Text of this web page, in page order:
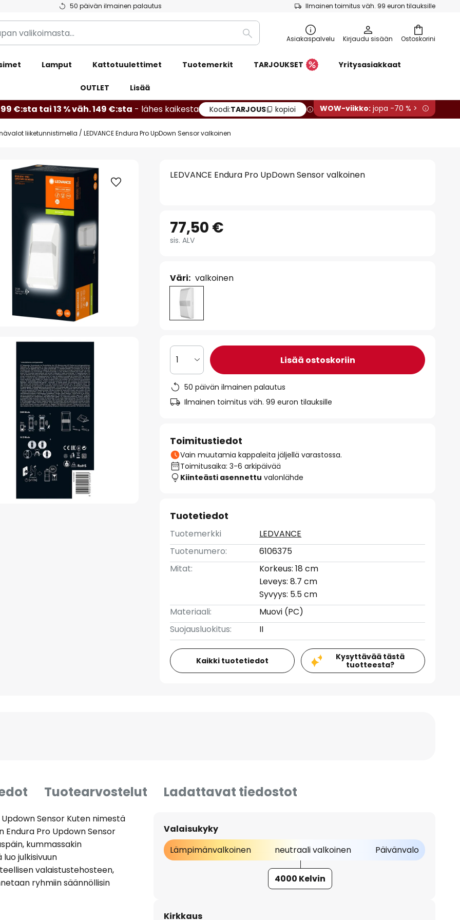
50 päivän ilmainen palautus Ilmainen toimitus väh. 99 euron tilauksille
Ostoskorini
Etsi Asiakaspalvelu Kirjaudu sisään
Lamput Kattotuulettimet Tuotemerkit TARJOUKSET Yritysasiakkaat
OUTLET Lisää
€:sta tai 13 % väh. 149 €:sta - lähes kaikesta Koodi:TARJOUS kopioi WOW-viikko: jopa -70 % >
liiketunnistimella LEDVANCE Endura Pro UpDown Sensor valkoinen
LEDVANCE Endura Pro UpDown Sensor valkoinen
77,50 €
sis. ALV
Väri: valkoinen
1 Lisää ostoskoriin
50 päivän ilmainen palautus
Ilmainen toimitus väh. 99 euron tilauksille
Toimitustiedot
Vain muutamia kappaleita jäljellä varastossa.
Toimitusaika: 3-6 arkipäivää
Kiinteästi asennettu valonlähde
Tuotetiedot
Tuotemerkki
LEDVANCE
Tuotenumero:
6106375
Mitat:
Korkeus: 18 cm
Leveys: 8.7 cm
Syvyys: 5.5 cm
Materiaali:
Muovi (PC)
Suojausluokitus:
II
Kaikki tuotetiedot
Kysyttävää tästä
tuotteesta?
Tuotearvostelut Ladattavat tiedostot
Sensor Kuten nimestä
Endura Pro Updown Sensor
kummassakin
julkisivuun
valaistustehosteen,
ryhmiin säännöllisin
Valaisimen keskelle
Valaisukyky
Lämpimänvalkoinen
neutraali valkoinen Päivänvalo
4000 Kelvin
Kirkkaus